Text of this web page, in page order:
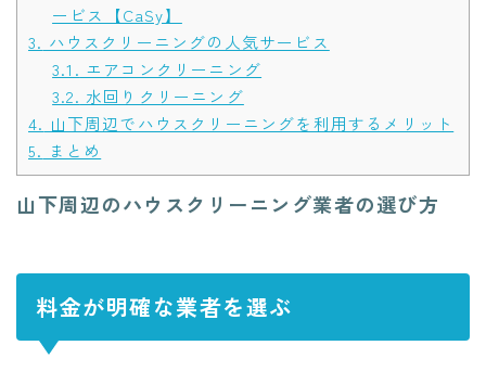
ービス【CaSy】
3. ハウスクリーニングの人気サービス
3.1. エアコンクリーニング
3.2. 水回りクリーニング
4. 山下周辺でハウスクリーニングを利用するメリット
5. まとめ
山下周辺のハウスクリーニング業者の選び方
料金が明確な業者を選ぶ